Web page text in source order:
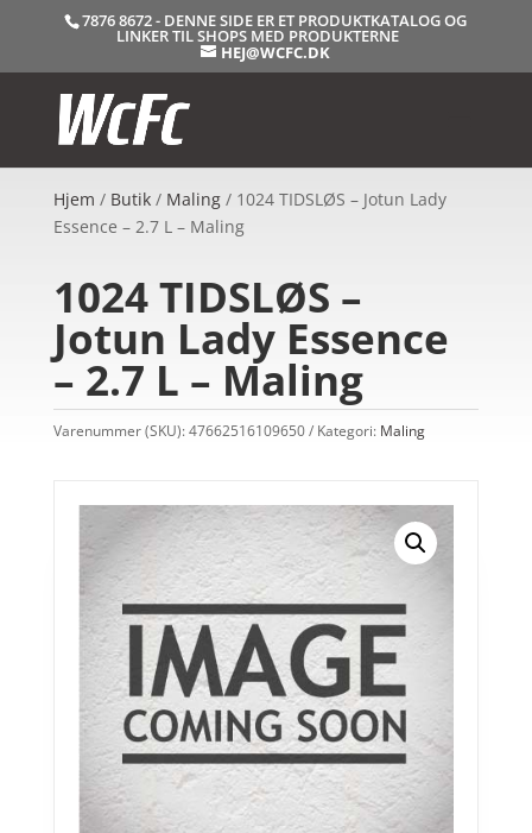
7876 8672 - DENNE SIDE ER ET PRODUKTKATALOG OG
LINKER TIL SHOPS MED PRODUKTERNE
HEJ@WCFC.DK
Hjem / Butik/ Maling/ 1024 TIDSLØS – Jotun Lady
Essence – 2.7 L – Maling
1024 TIDSLØS –
Jotun Lady Essence
– 2.7 L – Maling
Varenummer (SKU):47662516109650 Kategori: Maling